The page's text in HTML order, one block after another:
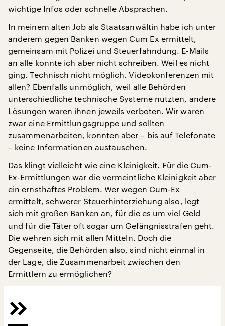
wichtige Infos oder schnelle Absprachen.
In meinem alten Job als Staatsanwältin habe ich unter
anderem gegen Banken wegen Cum Ex ermittelt,
gemeinsam mit Polizei und Steuerfahndung. E-Mails
an alle konnte ich aber nicht schreiben. Weil es nicht
ging. Technisch nicht möglich. Videokonferenzen mit
allen? Ebenfalls unmöglich, weil alle Behörden
unterschiedliche technische Systeme nutzten, andere
Lösungen waren ihnen jeweils verboten. Wir waren
zwar eine Ermittlungsgruppe und sollten
zusammenarbeiten, konnten aber – bis auf Telefonate
– keine Informationen austauschen.
Das klingt vielleicht wie eine Kleinigkeit. Für die Cum-
Ex-Ermittlungen war die vermeintliche Kleinigkeit aber
ein ernsthaftes Problem. Wer wegen Cum-Ex
ermittelt, schwerer Steuerhinterziehung also, legt
sich mit großen Banken an, für die es um viel Geld
und für die Täter oft sogar um Gefängnisstrafen geht.
Die wehren sich mit allen Mitteln. Doch die
Gegenseite, die Behörden also, sind nicht einmal in
der Lage, die Zusammenarbeit zwischen den
Ermittlern zu ermöglichen?